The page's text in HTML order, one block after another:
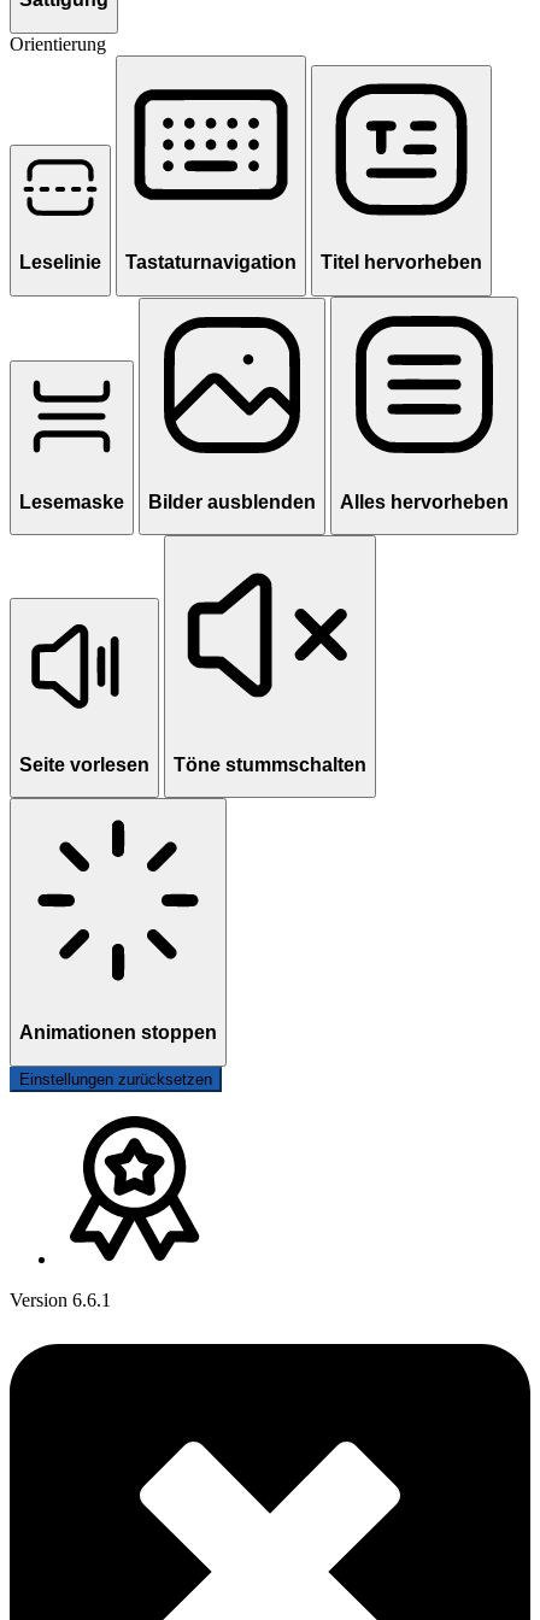
Orientierung
Leselinie Tastaturnavigation Titel hervorheben
Lesemaske Bilder ausblenden Alles hervorheben
Seite vorlesen Töne stummschalten
Animationen stoppen
Einstellungen zurücksetzen
Version 6.6.1